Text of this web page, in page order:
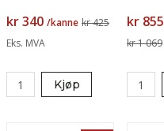
kr 340 /kanne kr 425
Eks. MVA
Kjøp
kr 855
kr 1 069